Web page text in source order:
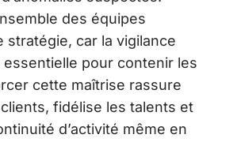
des équipes
stratégie, car la vigilance
pour contenir les
cette maîtrise rassure
fidélise les talents et
d’activité même en